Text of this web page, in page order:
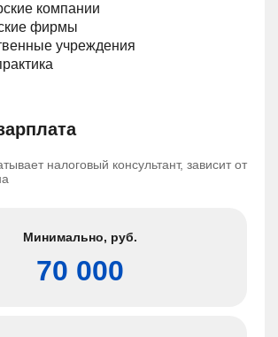
компании
фирмы
учреждения
налоговый консультант, зависит от
Минимально, руб.
70 000